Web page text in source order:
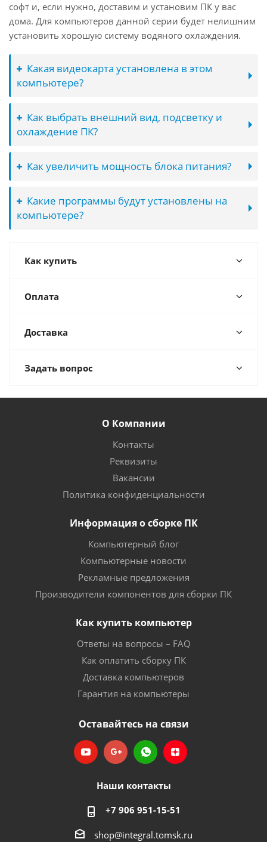
софт и, если нужно, доставим и установим ПК у вас
дома. Для компьютеров данной серии будет нелишним
установить хорошую систему водяного охлаждения.
Какая видеокарта установлена в этом
компьютере?
Как выбрать внешний вид, подсветку и
охлаждение ПК?
Как увеличить мощность блока питания?
Какие программы будут установлены на
компьютере?
Как купить
Оплата
Доставка
Задать вопрос
О Компании
Контакты
Реквизиты
Вакансии
Политика конфиденциальности
Информация о сборке ПК
Компьютерный блог
Компьютерные новости
Рекламные предложения
Производители компонентов для сборки ПК
Как купить компьютер
Ответы на вопросы – FAQ
Как оплатить сборку ПК
Доставка компьютеров
Гарантия на компьютеры
Оставайтесь на связи
Наши контакты
+7 906 951-15-51
shop@integral.tomsk.ru